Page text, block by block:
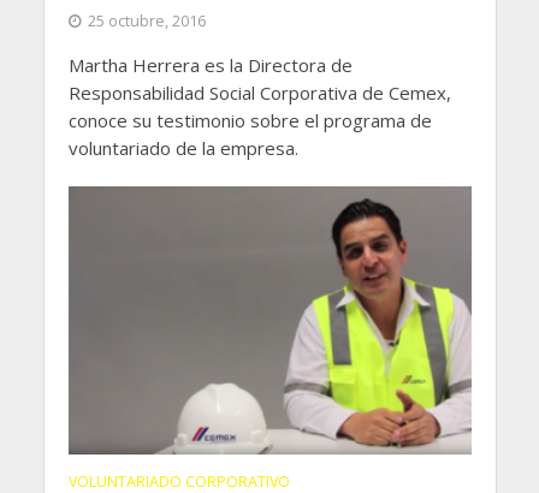
25 octubre, 2016
Martha Herrera es la Directora de
Responsabilidad Social Corporativa de Cemex,
conoce su testimonio sobre el programa de
voluntariado de la empresa.
VOLUNTARIADO CORPORATIVO